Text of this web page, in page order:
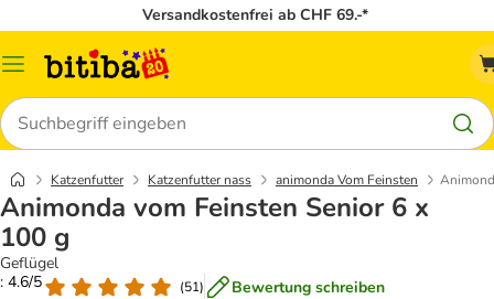
Versandkostenfrei ab CHF 69.-*
Menü
Suchen
Katzenfutter Katzenfutter nass animonda Vom Feinsten
Animonda vom Feinsten Senior 6 x
100 g
Geflügel
: 4.6/5
(51) Bewertung schreiben